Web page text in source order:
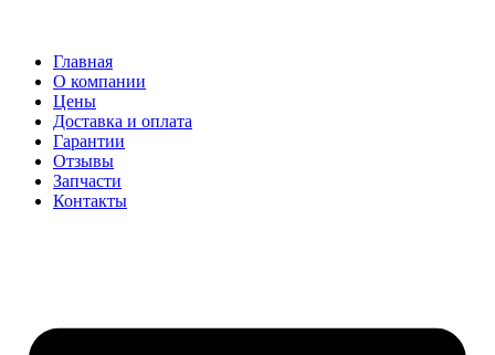
Главная
О компании
Цены
Доставка и оплата
Гарантии
Отзывы
Запчасти
Контакты